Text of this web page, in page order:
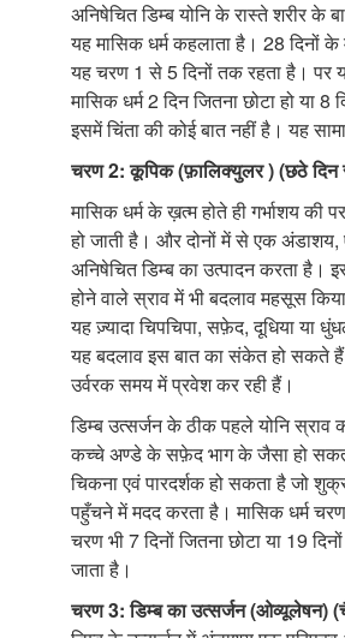
अनिषेचित डिम्ब योनि के रास्ते शरीर के
यह मासिक धर्म कहलाता है। 28 दिनों
यह चरण 1 से 5 दिनों तक रहता है। पर
मासिक धर्म 2 दिन जितना छोटा हो या 8
इसमें चिंता की कोई बात नहीं है। यह
चरण 2: कूपिक (फ़ालिक्युलर ) (छठे
मासिक धर्म के ख़त्म होते ही गर्भाशय की
हो जाती है। और दोनों में से एक अंडाशय,
अनिषेचित डिम्ब का उत्पादन करता है।
होने वाले स्राव में भी बदलाव महसूस
यह ज़्यादा चिपचिपा, सफ़ेद, दूधिया या
यह बदलाव इस बात का संकेत हो सकते
उर्वरक समय में प्रवेश कर रही हैं।
डिम्ब उत्सर्जन के ठीक पहले योनि स्राव
कच्चे अण्डे के सफ़ेद भाग के जैसा हो
चिकना एवं पारदर्शक हो सकता है जो
पहुँचने में मदद करता है। मासिक धर्म
चरण भी 7 दिनों जितना छोटा या 19
जाता है।
चरण 3: डिम्ब का उत्सर्जन (ओव्यूलेषन)